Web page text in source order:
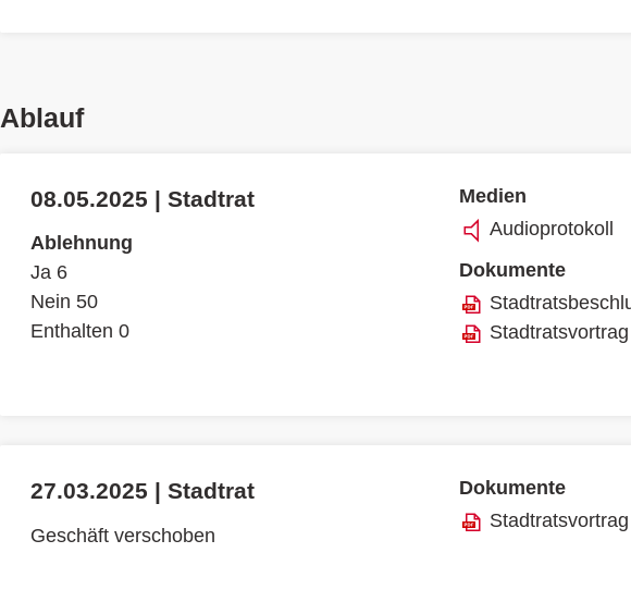
Ablauf
08.05.2025 | Stadtrat
Ablehnung
Ja 6
Nein 50
Enthalten 0
Medien
Audioprotokoll
Dokumente
Stadtratsvortrag
27.03.2025 | Stadtrat
Geschäft verschoben
Dokumente
Stadtratsvortrag